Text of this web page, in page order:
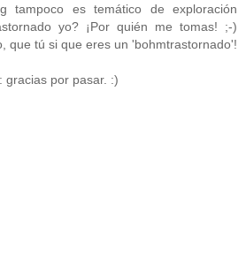
tampoco es temático de exploración
yo? ¡Por quién me tomas! ;-)
que tú si que eres un 'bohmtrastornado'!
gracias por pasar. :)